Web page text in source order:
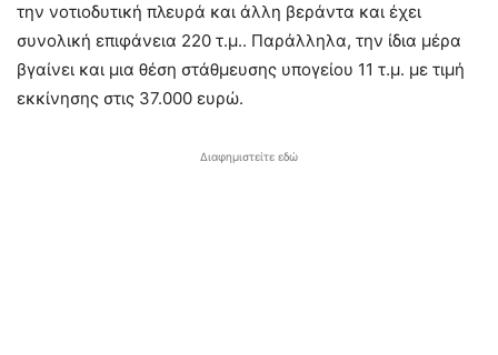
την νοτιοδυτική πλευρά και άλλη βεράντα και έχει
συνολική επιφάνεια 220 τ.μ.. Παράλληλα, την ίδια μέρα
βγαίνει και μια θέση στάθμευσης υπογείου 11 τ.μ. με τιμή
εκκίνησης στις 37.000 ευρώ.
Διαφημιστείτε εδώ